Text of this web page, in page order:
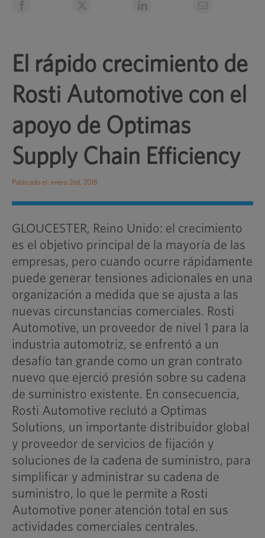
El rápido crecimiento de
Rosti Automotive con el
apoyo de Optimas
Supply Chain Efficiency
Publicado el: enero 2nd, 2018
GLOUCESTER, Reino Unido: el crecimiento
es el objetivo principal de la mayoría de las
empresas, pero cuando ocurre rápidamente
puede generar tensiones adicionales en una
organización a medida que se ajusta a las
nuevas circunstancias comerciales. Rosti
Automotive, un proveedor de nivel 1 para la
industria automotriz, se enfrentó a un
desafío tan grande como un gran contrato
nuevo que ejerció presión sobre su cadena
de suministro existente. En consecuencia,
Rosti Automotive reclutó a Optimas
Solutions, un importante distribuidor global
y proveedor de servicios de fijación y
soluciones de la cadena de suministro, para
simplificar y administrar su cadena de
suministro, lo que le permite a Rosti
Automotive poner atención total en sus
actividades comerciales centrales.